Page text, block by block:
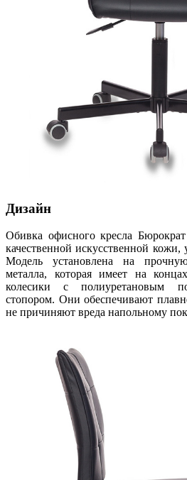
Дизайн
Обивка офисного кресла
качественной искусственной
Модель установлена на
металла, которая имеет на
колесики с полиуретановым
стопором. Они обеспечивают
не причиняют вреда напольному